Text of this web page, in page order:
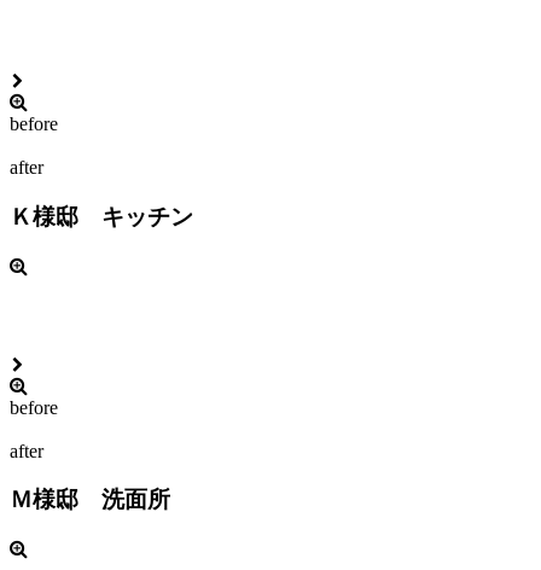
before
after
Ｋ様邸 キッチン
before
after
Ｍ様邸 洗面所